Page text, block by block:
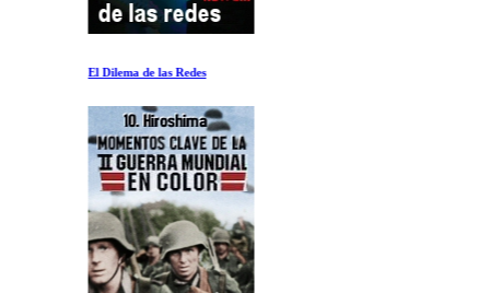
El Dilema de las Redes